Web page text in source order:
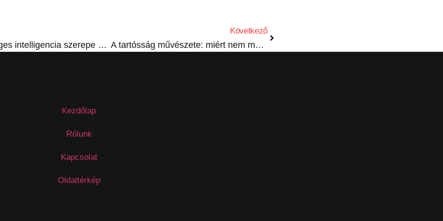
A mesterséges intelligencia szerepe a modern toborzásban: Hogyan forradalmasítja az AI a HR-folyamatokat?
Következő
A tartósság művészete: miért nem megy ki a divatból a kovácsolt korlát?
Kezdőlap
Rólunk
Kapcsolat
Oldaltérkép